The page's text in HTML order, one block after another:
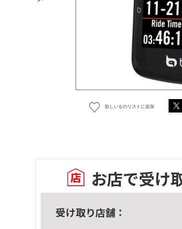
欲しいものリストに追加
お店で受け
受け取り店舗：